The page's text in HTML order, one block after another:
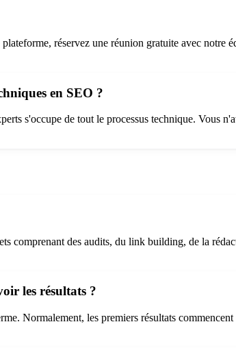
réservez une réunion gratuite avec notre
en SEO ?
s'occupe de tout le processus technique. Vous
comprenant des audits, du link building, de la
les résultats ?
Normalement, les premiers résultats